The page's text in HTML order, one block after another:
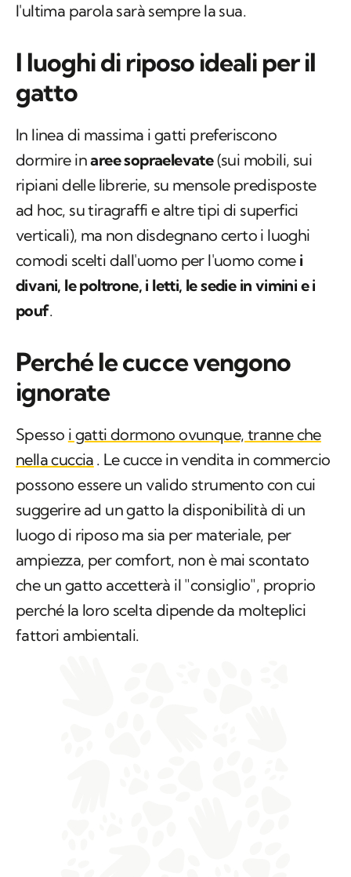
l'ultima parola sarà sempre la sua.
I luoghi di riposo ideali per il
gatto
In linea di massima i gatti preferiscono
dormire inaree sopraelevate(sui mobili, sui
ripiani delle librerie, su mensole predisposte
ad hoc, su tiragraffi e altre tipi di superfici
verticali), ma non disdegnano certo i luoghi
comodi scelti dall'uomo per l'uomo come i
divani, le poltrone, i letti, le sedie in vimini e i
pouf.
Perché le cucce vengono
ignorate
Spesso i gatti dormono ovunque, tranne che
nella cuccia . Le cucce in vendita in commercio
possono essere un valido strumento con cui
suggeriread un gatto la disponibilità di un
luogo di riposo ma sia per materiale, per
ampiezza, per comfort, non è mai scontato
che un gatto accetterà il "consiglio", proprio
perché la loro scelta dipende da molteplici
fattori ambientali.